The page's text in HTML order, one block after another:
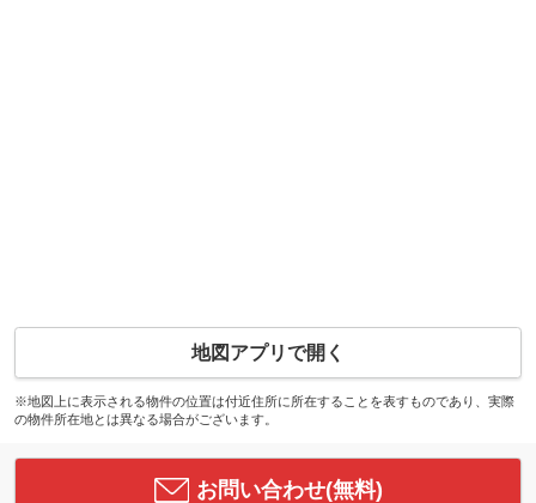
地図アプリで開く
※地図上に表示される物件の位置は付近住所に所在することを表すものであり、実際
の物件所在地とは異なる場合がございます。
お問い合わせ(無料)